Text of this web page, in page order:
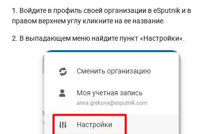
1. Войдите в профиль своей организации в eSputnik и в
правом верхнем углу кликните на ее название.
2. В выпадающем меню найдите пункт «Настройки».